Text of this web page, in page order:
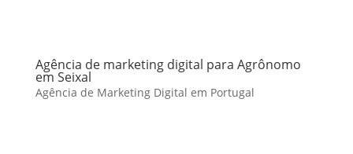
Agência de marketing digital para Agrônomo
em Seixal
Agência de Marketing Digital em Portugal